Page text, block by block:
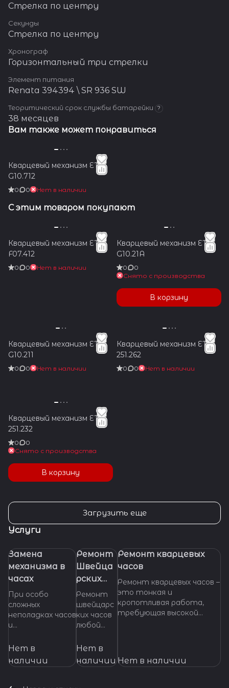
Стрелка по центру
Секунды
Стрелка по центру
Хронограф
Горизонтальный три стрелки
Элемент питания
Renata 394394 \ SR 936 SW
Теоритический срок службы батарейки ?
38 месяцев
Вам также может понравиться
Кварцевый механизм ETA
G10.712
0 0 Нет в наличии
С этим товаром покупают
Кварцевый механизм ETA
F07.412
0 0 Нет в наличии
Кварцевый механизм ETA
G10.21A
0
0
Снято с производства
В корзину
Кварцевый механизм ETA
G10.211
0 0 Нет в наличии
Кварцевый механизм ETA
251.262
0 0 Нет в наличии
Кварцевый механизм ETA
251.232
0
0
Снято с производства
В корзину
Загрузить еще
Услуги
Замена
механизма в
часах
При особо
сложных
неполадках часов
и
произвести
основных узлов и
Нет в
наличии
Ремонт
Швейца
рских
часов
Ремонт
швейцарс
ких часов
любой
и.
ональное
Нет в
наличии
Ремонт кварцевых
часов
Ремонт кварцевых часов –
это тонкая и
кропотливая работа,
требующая высокой
нуждаются в ремонте,
Нет в наличии